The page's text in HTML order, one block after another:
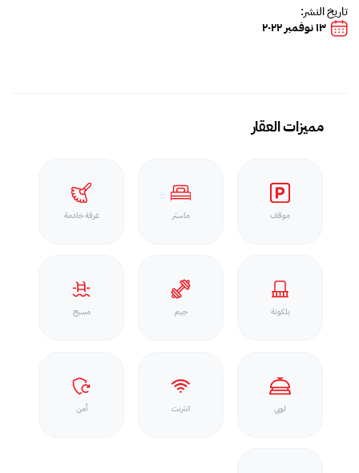
تاريخ النشر:
١٣ نوفمبر ٢٠٢٢
مميزات العقار
موقف ماستر غرفة خادمة
بلكونة جيم مسبح
لوبي انترنت أمن